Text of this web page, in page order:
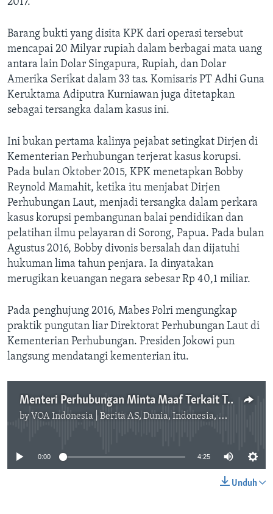
2017.
Barang bukti yang disita KPK dari operasi tersebut
mencapai 20 Milyar rupiah dalam berbagai mata uang
antara lain Dolar Singapura, Rupiah, dan Dolar
Amerika Serikat dalam 33 tas. Komisaris PT Adhi Guna
Keruktama Adiputra Kurniawan juga ditetapkan
sebagai tersangka dalam kasus ini.
Ini bukan pertama kalinya pejabat setingkat Dirjen di
Kementerian Perhubungan terjerat kasus korupsi.
Pada bulan Oktober 2015, KPK menetapkan Bobby
Reynold Mamahit, ketika itu menjabat Dirjen
Perhubungan Laut, menjadi tersangka dalam perkara
kasus korupsi pembangunan balai pendidikan dan
pelatihan ilmu pelayaran di Sorong, Papua. Pada bulan
Agustus 2016, Bobby divonis bersalah dan dijatuhi
hukuman lima tahun penjara. Ia dinyatakan
merugikan keuangan negara sebesar Rp 40,1 miliar.
Pada penghujung 2016, Mabes Polri mengungkap
praktik pungutan liar Direktorat Perhubungan Laut di
Kementerian Perhubungan. Presiden Jokowi pun
langsung mendatangi kementerian itu.
Menteri Perhubungan Minta Maaf Terkait Tertangkapnya Seorang Pejabat Tinggi
by VOA Indonesia | Berita AS, Dunia, Indonesia, Diaspora Indonesia di AS
No media source currently available
0:00 4:25
Unduh